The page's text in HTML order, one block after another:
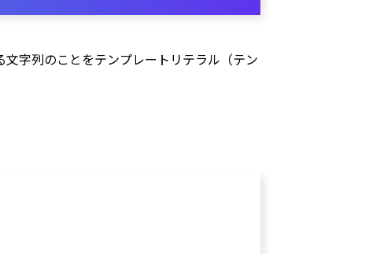
字列のことをテンプレートリテラル（テン